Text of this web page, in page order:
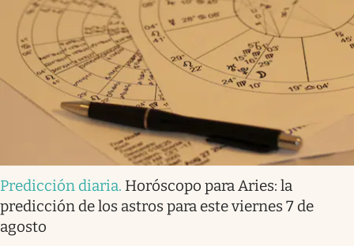
Predicción diaria. Horóscopo para Aries: la
predicción de los astros para este viernes 7 de
agosto